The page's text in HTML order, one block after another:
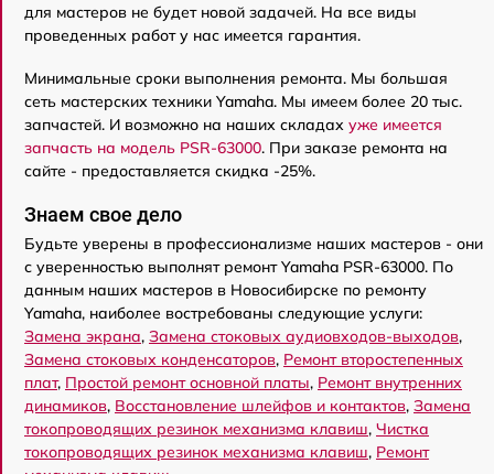
для мастеров не будет новой задачей. На все виды
проведенных работ у нас имеется гарантия.
Минимальные сроки выполнения ремонта. Мы большая
сеть мастерских техники Yamaha. Мы имеем более 20 тыс.
запчастей. И возможно на наших складах уже имеется
запчасть на модель PSR-63000. При заказе ремонта на
сайте - предоставляется скидка -25%.
Знаем свое дело
Будьте уверены в профессионализме наших мастеров - они
с уверенностью выполнят ремонт Yamaha PSR-63000. По
данным наших мастеров в Новосибирске по ремонту
Yamaha, наиболее востребованы следующие услуги:
Замена экрана, Замена стоковых аудиовходов-выходов,
Замена стоковых конденсаторов, Ремонт второстепенных
плат, Простой ремонт основной платы, Ремонт внутренних
динамиков, Восстановление шлейфов и контактов, Замена
токопроводящих резинок механизма клавиш, Чистка
токопроводящих резинок механизма клавиш, Ремонт